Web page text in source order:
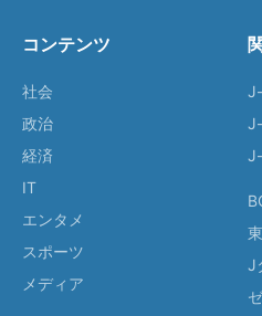
コンテンツ
社会
政治
経済
IT
エンタメ
スポーツ
メディア
J